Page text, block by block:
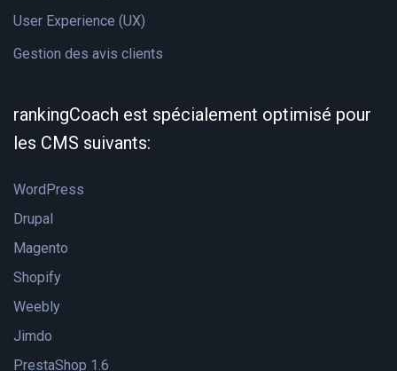
User Experience (UX)
Gestion des avis clients
rankingCoach est spécialement optimisé pour
les CMS suivants:
WordPress
Drupal
Magento
Shopify
Weebly
Jimdo
PrestaShop 1.6